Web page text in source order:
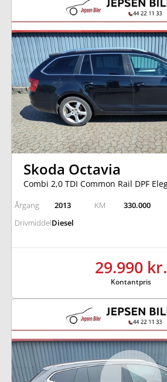
Skoda Octavia
29.990 kr.
Kontantpris
2013
Årgang 330.000
KM
Diesel
Drivmiddel